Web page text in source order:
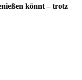
könnt – trotz